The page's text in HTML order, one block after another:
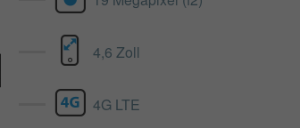
4,6 Zoll
4G LTE